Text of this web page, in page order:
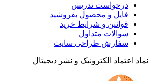
درخواست تدریس
فایل و محصول بفروشید
قوانین و شرایط خرید
سوالات متداول
سفارش طراحی سایت
اعتماد الکترونیک و نشر دیجیتال